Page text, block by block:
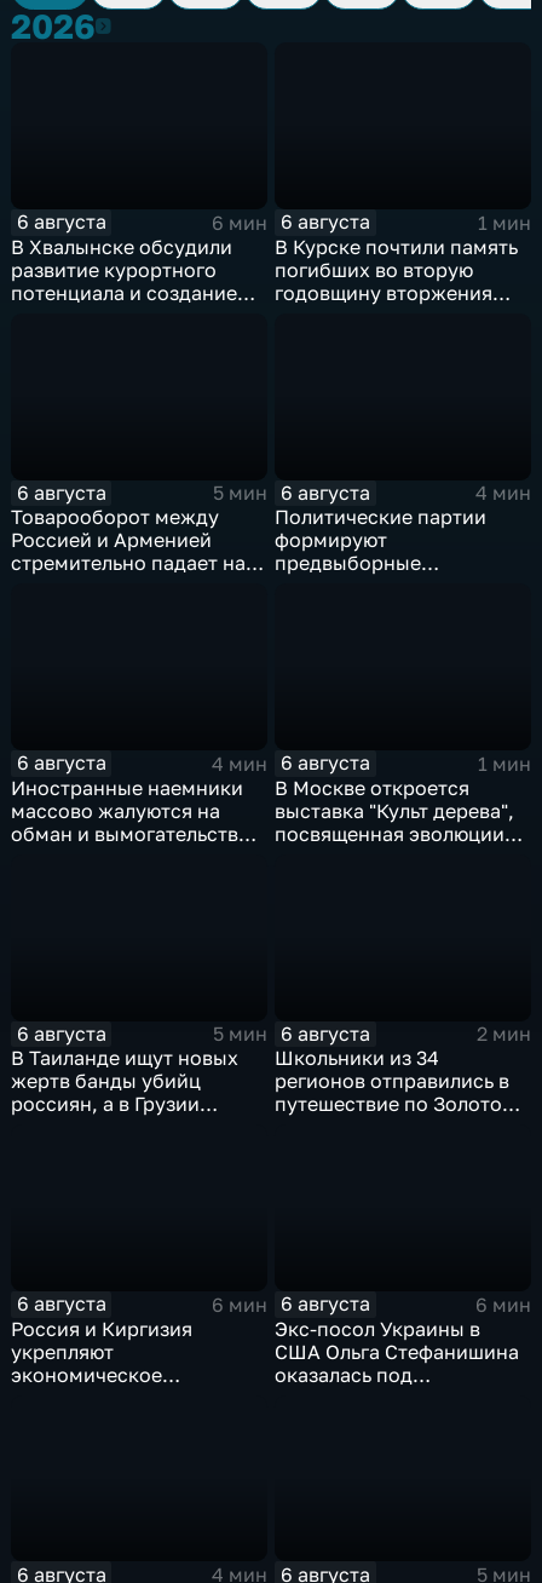
20262026
6 августа
6 мин
В Хвалынске обсудили
развитие курортного
потенциала и создание
6 августа
1 мин
В Курске почтили память
погибших во вторую
годовщину вторжения
6 августа
5 мин
Товарооборот между
Россией и Арменией
стремительно падает на
6 августа
4 мин
Политические партии
формируют
предвыборные
6 августа
4 мин
Иностранные наемники
массово жалуются на
обман и вымогательство
6 августа
1 мин
В Москве откроется
выставка "Культ дерева",
посвященная эволюции
6 августа
5 мин
В Таиланде ищут новых
жертв банды убийц
россиян, а в Грузии
6 августа
2 мин
Школьники из 34
регионов отправились в
путешествие по Золотому
6 августа
6 мин
Россия и Киргизия
укрепляют
экономическое
6 августа
6 мин
Экс-посол Украины в
США Ольга Стефанишина
оказалась под
6 августа 4 мин 6 августа 5 мин